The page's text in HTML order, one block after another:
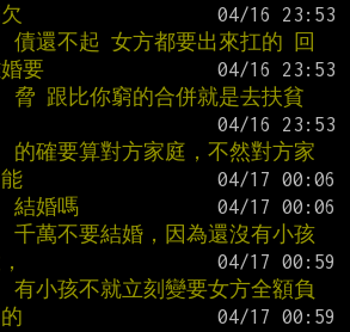
債還不起 女方都要出來扛的 回
要
脅 跟比你窮的合併就是去扶貧
的確要算對方家庭，不然對方家
結婚嗎
千萬不要結婚，因為還沒有小孩
有小孩不就立刻變要女方全額負